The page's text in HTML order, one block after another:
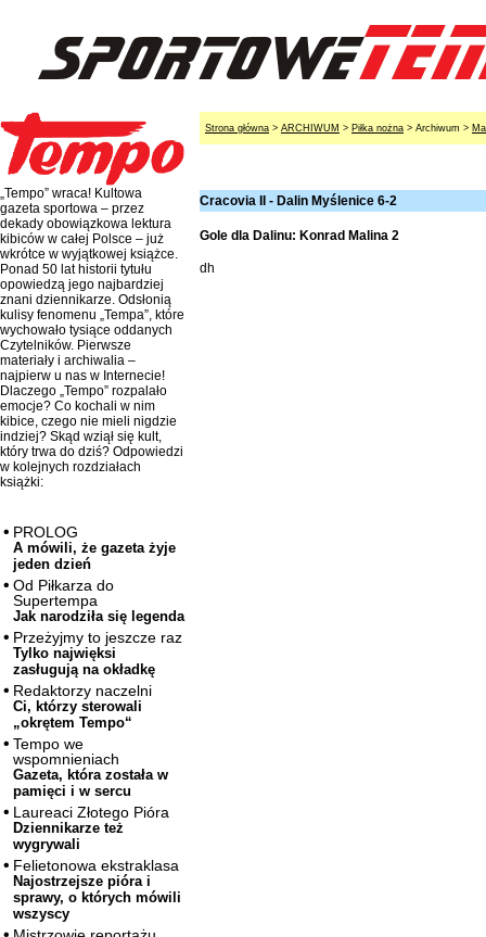
„Tempo” wraca! Kultowa
gazeta sportowa – przez
dekady obowiązkowa lektura
kibiców w całej Polsce – już
wkrótce w wyjątkowej książce.
Ponad 50 lat historii tytułu
opowiedzą jego najbardziej
znani dziennikarze. Odsłonią
kulisy fenomenu „Tempa”, które
wychowało tysiące oddanych
Czytelników. Pierwsze
materiały i archiwalia –
najpierw u nas w Internecie!
Dlaczego „Tempo” rozpalało
emocje? Co kochali w nim
kibice, czego nie mieli nigdzie
indziej? Skąd wziął się kult,
który trwa do dziś? Odpowiedzi
w kolejnych rozdziałach
książki:
PROLOG
A mówili, że gazeta żyje
jeden dzień
Od Piłkarza do
Supertempa
Jak narodziła się legenda
Przeżyjmy to jeszcze raz
Tylko najwięksi
zasługują na okładkę
Redaktorzy naczelni
Ci, którzy sterowali
„okrętem Tempo“
Tempo we
wspomnieniach
Gazeta, która została w
pamięci i w sercu
Laureaci Złotego Pióra
Dziennikarze też
wygrywali
Felietonowa ekstraklasa
Najostrzejsze pióra i
sprawy, o których mówili
wszyscy
Strona główna > ARCHIWUM > Piłka nożna > Archiwum >
Cracovia II - Dalin Myślenice 6-2
Gole dla Dalinu: Konrad Malina 2
dh